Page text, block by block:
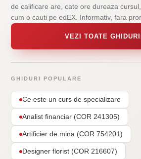
de calificare are, cate ore dureaza
cum o cauti pe edEX. Informativ, fara
VEZI TOATE
GHIDURI POPULARE
Ce este un curs de specializare
Analist financiar (COR 241305)
Artificier de mina (COR 754201)
Designer florist (COR 216607)